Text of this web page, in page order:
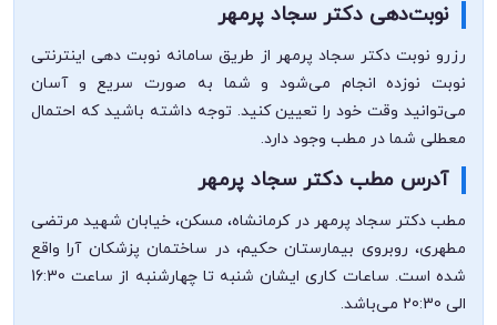
نوبت‌دهی دکتر سجاد پرمهر
رزرو نوبت دکتر سجاد پرمهر از طریق سامانه نوبت دهی اینترنتی
نوبت نوزده انجام می‌شود و شما به صورت سریع و آسان
می‌توانید وقت خود را تعیین کنید. توجه داشته باشید که احتمال
معطلی شما در مطب وجود دارد.
آدرس مطب دکتر سجاد پرمهر
مطب دکتر سجاد پرمهر در کرمانشاه، مسکن، خیابان شهید مرتضی
مطهری، روبروی بیمارستان حکیم، در ساختمان پزشکان آرا واقع
شده است. ساعات کاری ایشان شنبه تا چهارشنبه از ساعت 16:30
الی 20:30 می‌باشد.